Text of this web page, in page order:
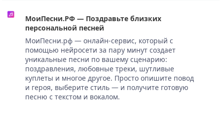
МоиПесни.РФ — Поздравьте близких
персональной песней
МоиПесни.рф — онлайн-сервис, который с
помощью нейросети за пару минут создает
уникальные песни по вашему сценарию:
поздравления, любовные треки, шутливые
куплеты и многое другое. Просто опишите повод
и героя, выберите стиль — и получите готовую
песню с текстом и вокалом.